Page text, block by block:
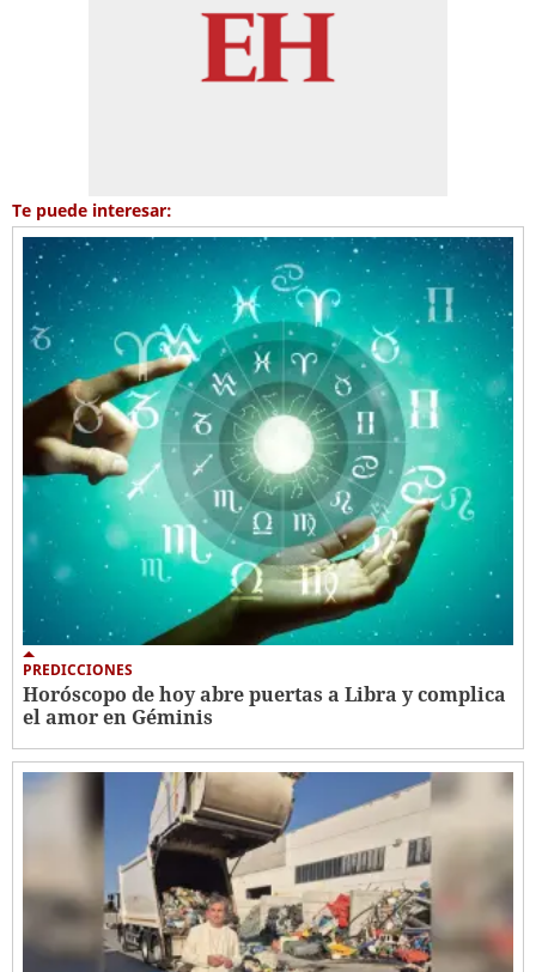
Te puede interesar:
PREDICCIONES
Horóscopo de hoy abre puertas a Libra y complica
el amor en Géminis